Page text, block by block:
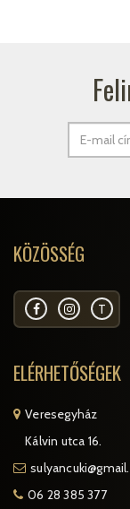
KÖZÖSSÉG
T
ELÉRHETŐSÉGEK
Veresegyház
Kálvin utca 16.
06 28 385 377